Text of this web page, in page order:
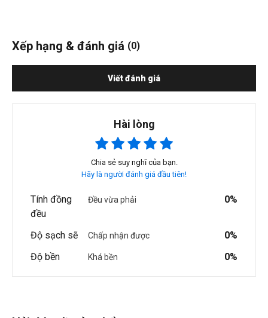
Xếp hạng & đánh giá (0)
Viết đánh giá
Hài lòng
Chia sẻ suy nghĩ của bạn.
Hãy là người đánh giá đầu tiên!
Tính đồng
đều
Đều vừa phải 0%
Độ sạch sẽ Chấp nhận được
0%
Độ bền
Khá bền 0%